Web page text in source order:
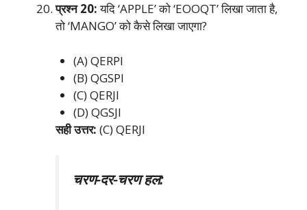
प्रश्न 20:यदि ‘APPLE’ को ‘EOOQT’ लिखा जाता है,
तो ‘MANGO’ को कैसे लिखा जाएगा?
(A) QERPI
(B) QGSPI
(C) QERJI
(D) QGSJI
सही उत्तर: (C) QERJI
चरण-दर-चरण हल: